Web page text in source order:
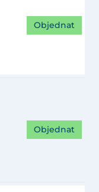
Objednat
Objednat